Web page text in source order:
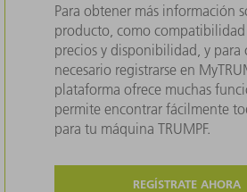
Para obtener más información
producto, como compatibilidad
precios y disponibilidad, y para
necesario registrarse en
plataforma ofrece muchas
permite encontrar fácilmente
para tu máquina TRUMPF.
REGÍSTRATE AHORA